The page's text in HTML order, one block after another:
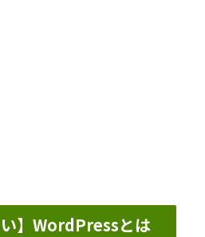
い】WordPressとは